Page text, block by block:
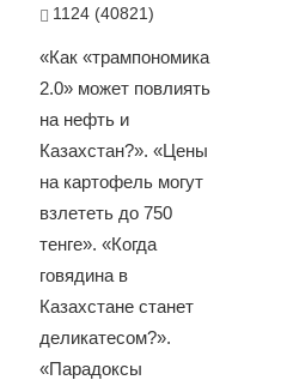
1124 (40821)
«Как «трампономика
2.0» может повлиять
на нефть и
Казахстан?». «Цены
на картофель могут
взлететь до 750
тенге». «Когда
говядина в
Казахстане станет
деликатесом?».
«Парадоксы